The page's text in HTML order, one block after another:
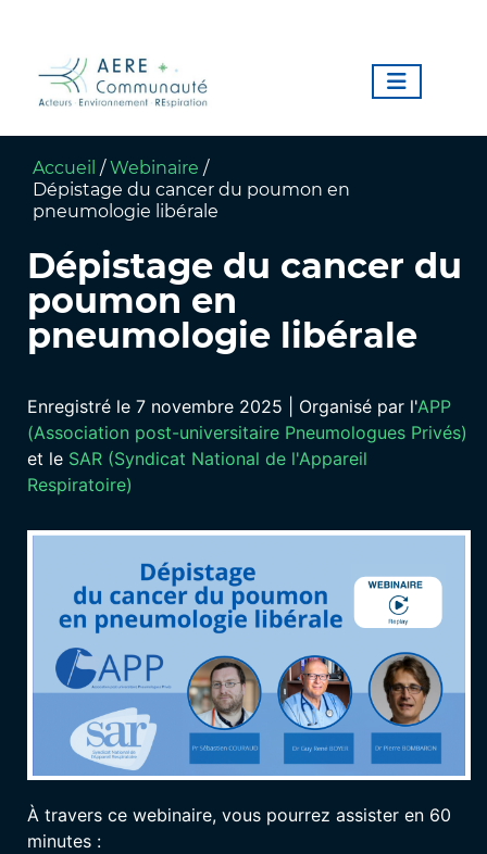
Accueil /Webinaire /
Dépistage du cancer du poumon en
pneumologie libérale
Dépistage du cancer du
poumon en
pneumologie libérale
Enregistré le 7 novembre 2025 | Organisé par l'APP
(Association post-universitaire Pneumologues Privés)
et le SAR (Syndicat National de l'Appareil
Respiratoire)
À travers ce webinaire, vous pourrez assister en 60
minutes :